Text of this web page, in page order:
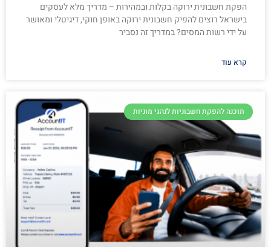
הפקת חשבונית ירוקה בקלות ובמהירות – מדריך מלא לעסקים
בישראל רוצים להפיק חשבונית ירוקה באופן חוקי, דיגיטלי ומאושר
על ידי רשות המסים? במדריך זה נסביר
קרא עוד
תוכנה להפקת חשבוניות לנהגי מוניות